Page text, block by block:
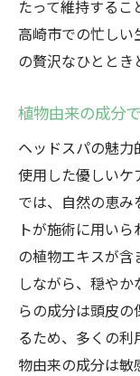
たって維持するこ
高崎市での忙しい
の贅沢なひととき
植物由来の成分
ヘッドスパの魅
使用した優しいケ
では、自然の恵
トが施術に用い
の植物エキスが
しながら、穏や
らの成分は頭皮
るため、多くの
物由来の成分は